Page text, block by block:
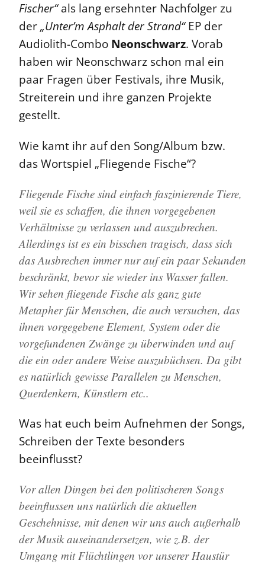
Fischer“als lang ersehnter Nachfolger zu
der„Unter’m Asphalt der Strand“EP der
Audiolith-Combo Neonschwarz. Vorab
haben wir Neonschwarz schon mal ein
paar Fragen über Festivals, ihre Musik,
Streiterein und ihre ganzen Projekte
gestellt.
Wie kamt ihr auf den Song/Album bzw.
das Wortspiel „Fliegende Fische“?
Fliegende Fische sind einfach faszinierende Tiere,
weil sie es schaffen, die ihnen vorgegebenen
Verhältnisse zu verlassen und auszubrechen.
Allerdings ist es ein bisschen tragisch, dass sich
das Ausbrechen immer nur auf ein paar Sekunden
beschränkt, bevor sie wieder ins Wasser fallen.
Wir sehen fliegende Fische als ganz gute
Metapher für Menschen, die auch versuchen, das
ihnen vorgegebene Element, System oder die
vorgefundenen Zwänge zu überwinden und auf
die ein oder andere Weise auszubüchsen. Da gibt
es natürlich gewisse Parallelen zu Menschen,
Querdenkern, Künstlern etc..
Was hat euch beim Aufnehmen der Songs,
Schreiben der Texte besonders
beeinflusst?
Vor allen Dingen bei den politischeren Songs
beeinflussen uns natürlich die aktuellen
Geschehnisse, mit denen wir uns auch außerhalb
der Musik auseinandersetzen, wie z.B. der
Umgang mit Flüchtlingen vor unserer Haustür